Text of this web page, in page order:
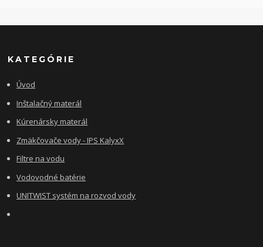
KATEGÓRIE
Úvod
Inštalačný materál
Kúrenársky materál
Zmäkčovače vody - IPS KalyxX
Filtre na vodu
Vodovodné batérie
UNITWIST systém na rozvod vody